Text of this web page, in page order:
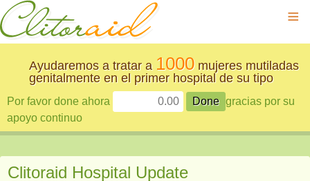
≡
Ayudaremos a tratar a 1000mujeres mutiladas
genitalmente en el primer hospital de su tipo
Por favor done ahora
gracias por su
apoyo continuo
Clitoraid Hospital Update